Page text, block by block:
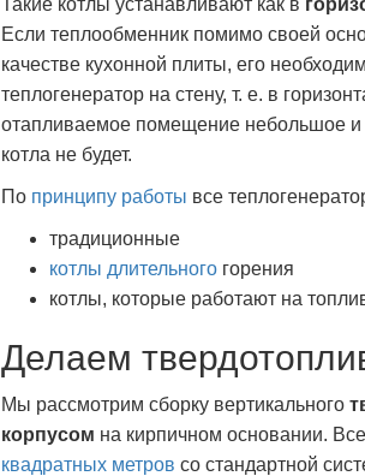
Такие котлы устанавливают как в
Если теплообменник помимо своей
качестве кухонной плиты, его
теплогенератор на стену, т. е. в
отапливаемое помещение небольшое и
котла не будет.
По принципу работы все
традиционные
котлы длительного горения
котлы, которые работают на
Делаем
Мы рассмотрим сборку вертикального
корпусом на кирпичном основании.
квадратных метров со стандартной